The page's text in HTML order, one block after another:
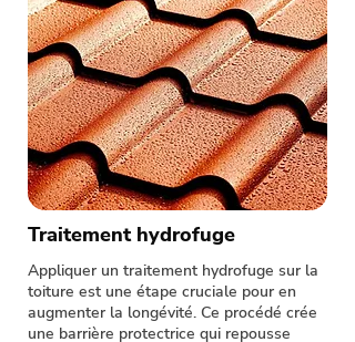
Traitement hydrofuge
Appliquer un traitement hydrofuge sur la
toiture est une étape cruciale pour en
augmenter la longévité. Ce procédé crée
une barrière protectrice qui repousse